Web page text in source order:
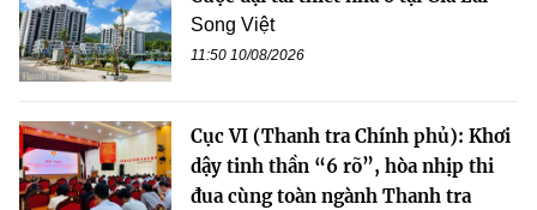
Song Việt
11:50 10/08/2026
Cục VI (Thanh tra Chính phủ): Khơi
dậy tinh thần “6 rõ”, hòa nhịp thi
đua cùng toàn ngành Thanh tra